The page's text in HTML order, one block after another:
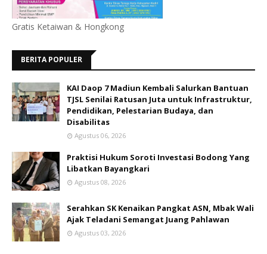
Gratis Ketaiwan & Hongkong
BERITA POPULER
KAI Daop 7 Madiun Kembali Salurkan Bantuan
TJSL Senilai Ratusan Juta untuk Infrastruktur,
Pendidikan, Pelestarian Budaya, dan
Disabilitas
Agustus 06, 2026
Praktisi Hukum Soroti Investasi Bodong Yang
Libatkan Bayangkari
Agustus 08, 2026
Serahkan SK Kenaikan Pangkat ASN, Mbak Wali
Ajak Teladani Semangat Juang Pahlawan
Agustus 03, 2026